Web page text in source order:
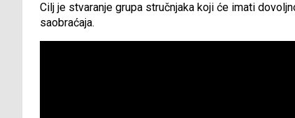
Cilj je stvaranje grupa stručnjaka koji će imati
saobraćaja.